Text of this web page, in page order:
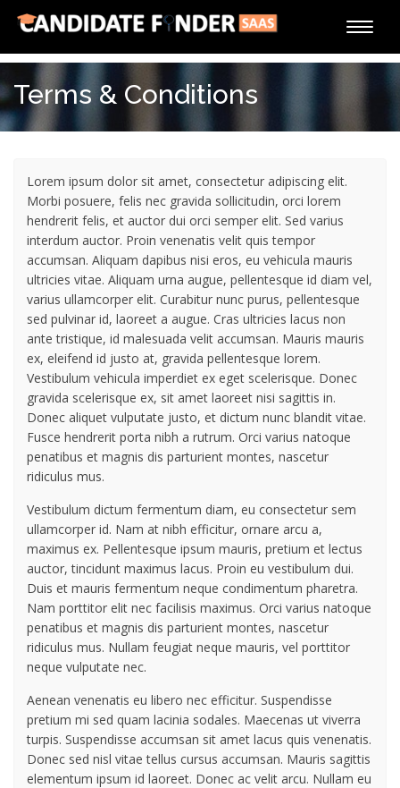
Toggle
Terms & Conditions
Lorem ipsum dolor sit amet, consectetur adipiscing elit.
Morbi posuere, felis nec gravida sollicitudin, orci lorem
hendrerit felis, et auctor dui orci semper elit. Sed varius
interdum auctor. Proin venenatis velit quis tempor
accumsan. Aliquam dapibus nisi eros, eu vehicula mauris
ultricies vitae. Aliquam urna augue, pellentesque id diam vel,
varius ullamcorper elit. Curabitur nunc purus, pellentesque
sed pulvinar id, laoreet a augue. Cras ultricies lacus non
ante tristique, id malesuada velit accumsan. Mauris mauris
ex, eleifend id justo at, gravida pellentesque lorem.
Vestibulum vehicula imperdiet ex eget scelerisque. Donec
gravida scelerisque ex, sit amet laoreet nisi sagittis in.
Donec aliquet vulputate justo, et dictum nunc blandit vitae.
Fusce hendrerit porta nibh a rutrum. Orci varius natoque
penatibus et magnis dis parturient montes, nascetur
ridiculus mus.
Vestibulum dictum fermentum diam, eu consectetur sem
ullamcorper id. Nam at nibh efficitur, ornare arcu a,
maximus ex. Pellentesque ipsum mauris, pretium et lectus
auctor, tincidunt maximus lacus. Proin eu vestibulum dui.
Duis et mauris fermentum neque condimentum pharetra.
Nam porttitor elit nec facilisis maximus. Orci varius natoque
penatibus et magnis dis parturient montes, nascetur
ridiculus mus. Nullam feugiat neque mauris, vel porttitor
neque vulputate nec.
Aenean venenatis eu libero nec efficitur. Suspendisse
pretium mi sed quam lacinia sodales. Maecenas ut viverra
turpis. Suspendisse accumsan sit amet lacus quis venenatis.
Donec sed nisl vitae tellus cursus accumsan. Mauris sagittis
elementum ipsum id laoreet. Donec ac velit arcu. Nullam eu